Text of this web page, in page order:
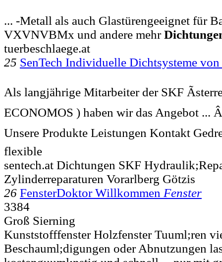
... -Metall als auch Glastürengeeignet für
VXVNVBMx und andere mehr
tuerbeschlaege.at
25 SenTech Individuelle Dichtsysteme von
Als langjährige Mitarbeiter der SKF
ECONOMOS ) haben wir das Angebot ...
Unsere Produkte Leistungen Kontakt
flexible
sentech.at Dichtungen SKF
Zylinderreparaturen Vorarlberg Götzis
26 FensterDoktor Willkommen Fenster
3384
Groß Sierning
Kunststofffenster Holzfenster Tuuml;ren
Beschauml;digungen oder Abnutzungen